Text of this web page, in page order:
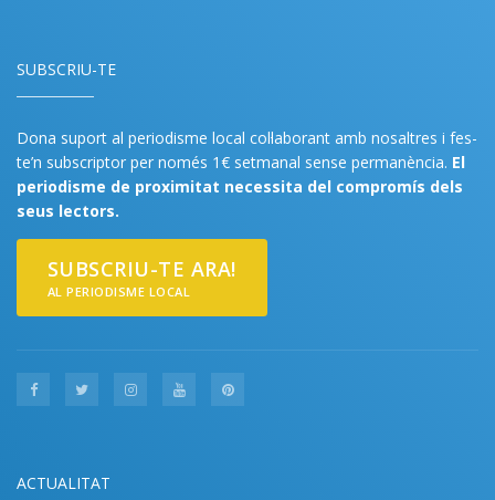
SUBSCRIU-TE
Dona suport al periodisme local col·laborant amb nosaltres i fes-
te’n subscriptor per només 1€ setmanal sense permanència. El
periodisme de proximitat necessita del compromís dels
seus lectors.
SUBSCRIU-TE ARA!
AL PERIODISME LOCAL
ACTUALITAT